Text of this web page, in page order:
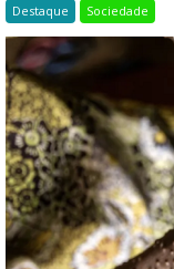
Destaque Sociedade